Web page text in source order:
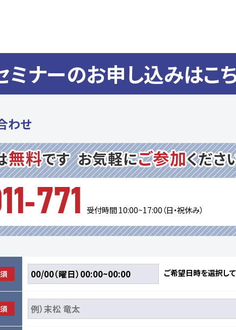
ミナーのお申し込みはこ
わせ
無料です お気軽にご参加くださ
771 受付時間 10:00~17:00（日・祝休み）
ご希望日時を選択し